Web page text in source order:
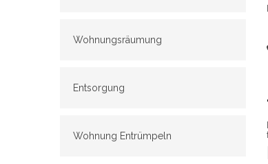
Wohnungsräumung
Entsorgung
Wohnung Entrümpeln